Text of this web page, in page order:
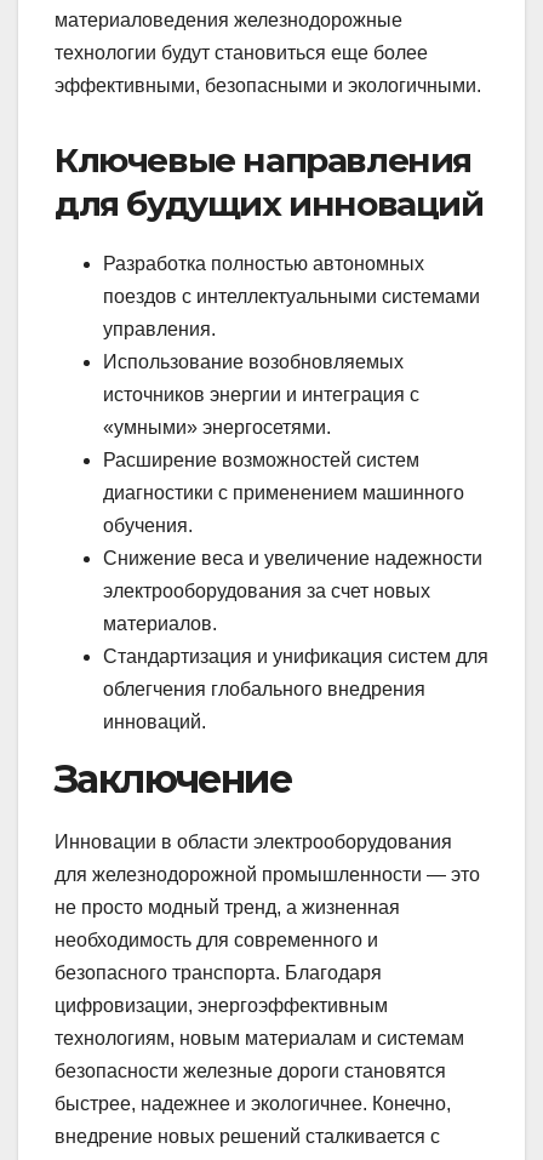
материаловедения железнодорожные
технологии будут становиться еще более
эффективными, безопасными и экологичными.
Ключевые направления
для будущих инноваций
Разработка полностью автономных
поездов с интеллектуальными системами
управления.
Использование возобновляемых
источников энергии и интеграция с
«умными» энергосетями.
Расширение возможностей систем
диагностики с применением машинного
обучения.
Снижение веса и увеличение надежности
электрооборудования за счет новых
материалов.
Стандартизация и унификация систем для
облегчения глобального внедрения
инноваций.
Заключение
Инновации в области электрооборудования
для железнодорожной промышленности — это
не просто модный тренд, а жизненная
необходимость для современного и
безопасного транспорта. Благодаря
цифровизации, энергоэффективным
технологиям, новым материалам и системам
безопасности железные дороги становятся
быстрее, надежнее и экологичнее. Конечно,
внедрение новых решений сталкивается с